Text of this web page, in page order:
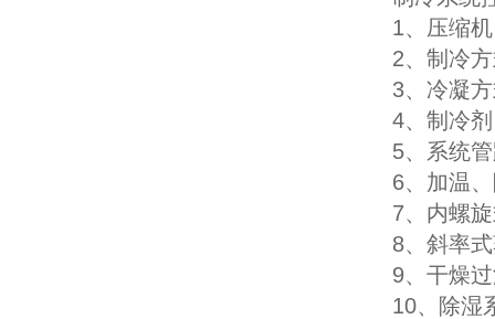
1、压缩
2、制冷
3、冷凝
4、制冷
5、系统
6、加温
7、内螺
8、斜率
9、干燥
10、除湿